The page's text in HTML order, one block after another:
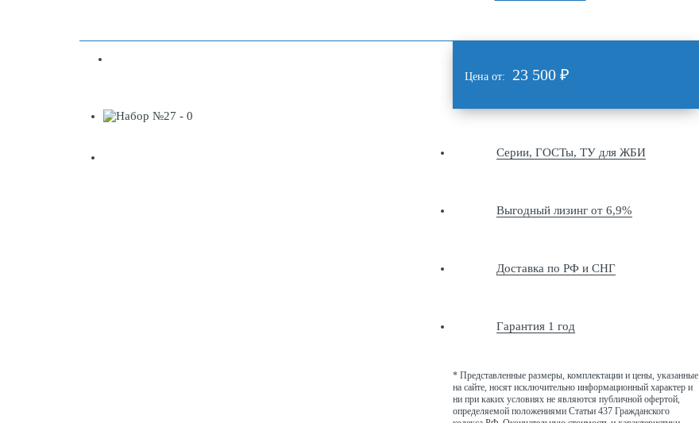
Цена от: 23 500 ₽
Серии, ГОСТы, ТУ для ЖБИ
Выгодный лизинг от 6,9%
Доставка по РФ и СНГ
Гарантия 1 год
* Представленные размеры, комплектации и цены, указанные
на сайте, носят исключительно информационный характер и
ни при каких условиях не являются публичной офертой,
определяемой положениями Статьи 437 Гражданского